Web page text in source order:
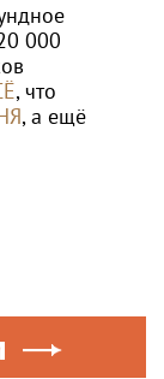
000
, что
, а ещё